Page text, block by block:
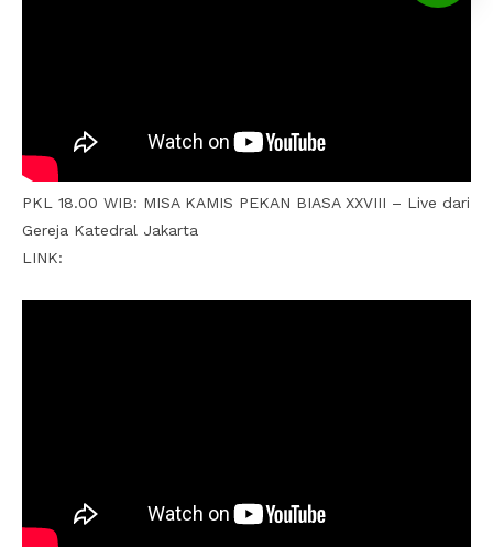
PKL 18.00 WIB: MISA KAMIS PEKAN BIASA XXVIII – Live dari
Gereja Katedral Jakarta
LINK: